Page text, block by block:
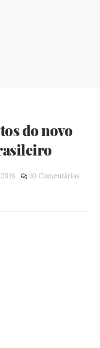
do novo
10 Comentários